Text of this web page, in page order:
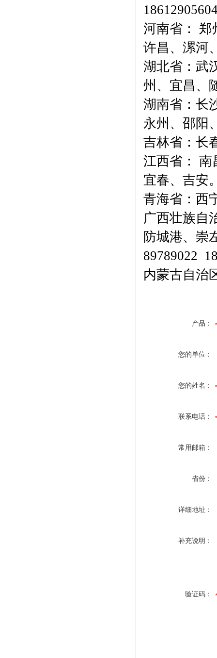
1
河南省： 郑
许昌、漯河
湖北省：武
州、宜昌、
湖南省：长
永州、邵阳
吉林省：长
江西省： 南
宜春、吉安
青海省：西
广西壮族自
防城港、崇
89789022 1
内蒙古自治
产品：
您的单位：
您的姓名：
联系电话：
常用邮箱：
省份：
详细地址：
补充说明：
验证码：